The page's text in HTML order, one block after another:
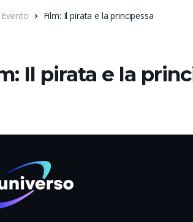
Evento Film: Il pirata e la principessa
Il pirata e la